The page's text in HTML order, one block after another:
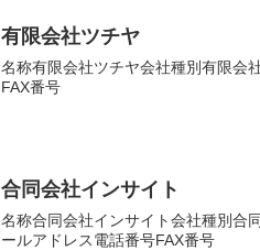
有限会社ツチヤ
名称有限会社ツチヤ会社種別有限会
FAX番号
合同会社インサイト
名称合同会社インサイト会社種別合
ールアドレス電話番号FAX番号